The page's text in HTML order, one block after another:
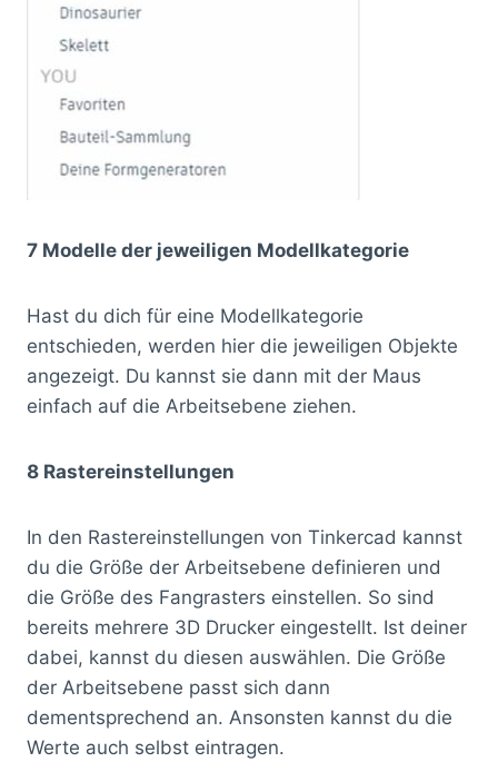
7 Modelle der jeweiligen Modellkategorie
Hast du dich für eine Modellkategorie
entschieden, werden hier die jeweiligen Objekte
angezeigt. Du kannst sie dann mit der Maus
einfach auf die Arbeitsebene ziehen.
8 Rastereinstellungen
In den Rastereinstellungen von Tinkercad kannst
du die Größe der Arbeitsebene definieren und
die Größe des Fangrasters einstellen. So sind
bereits mehrere 3D Drucker eingestellt. Ist deiner
dabei, kannst du diesen auswählen. Die Größe
der Arbeitsebene passt sich dann
dementsprechend an. Ansonsten kannst du die
Werte auch selbst eintragen.